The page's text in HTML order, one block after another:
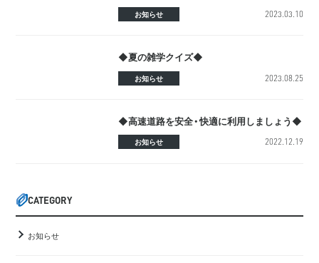
お知らせ 2023.03.10
◆夏の雑学クイズ◆
お知らせ 2023.08.25
◆高速道路を安全・快適に利用しましょう◆
お知らせ 2022.12.19
CATEGORY
お知らせ